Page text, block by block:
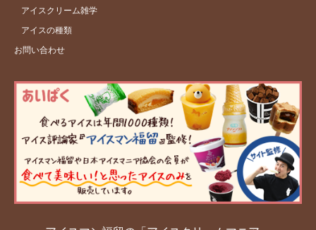
アイスクリーム雑学
アイスの種類
お問い合わせ